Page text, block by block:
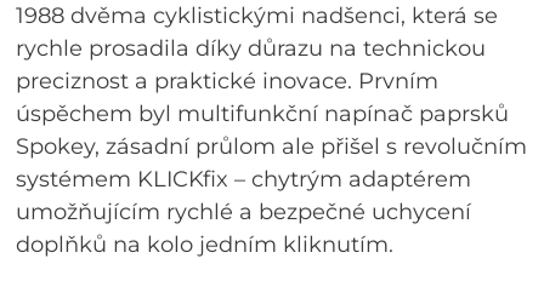
1988 dvěma cyklistickými nadšenci, která se
rychle prosadila díky důrazu na technickou
preciznost a praktické inovace. Prvním
úspěchem byl multifunkční napínač paprsků
Spokey, zásadní průlom ale přišel s revolučním
systémem KLICKfix – chytrým adaptérem
umožňujícím rychlé a bezpečné uchycení
doplňků na kolo jedním kliknutím.